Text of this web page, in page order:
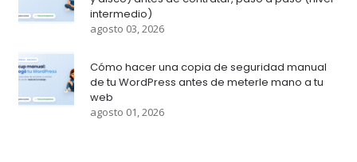
intermedio)
agosto 03, 2026
Cómo hacer una copia de seguridad manual
de tu WordPress antes de meterle mano a tu
web
agosto 01, 2026